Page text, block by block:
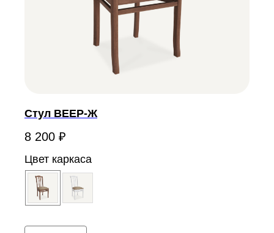
Стул ВЕЕР-Ж
8 200 ₽
Цвет каркаса